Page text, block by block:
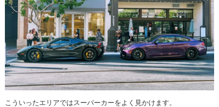
こういったエリアではスーパーカーをよく見かけます。